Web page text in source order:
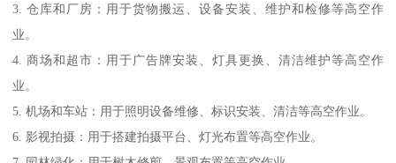
3. 仓库和厂房：用于货物搬运、设备安装、维护和检修等高空作
业。
4. 商场和超市：用于广告牌安装、灯具更换、清洁维护等高空作
业。
5. 机场和车站：用于照明设备维修、标识安装、清洁等高空作业。
6. 影视拍摄：用于搭建拍摄平台、灯光布置等高空作业。